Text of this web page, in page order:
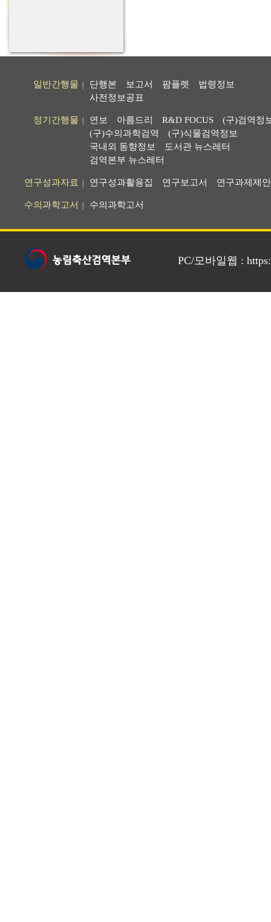
일반간행물 단행본 보고서 팜플렛
법령정보
사전정보공표
정기간행물 연보 아름드리 R&D FOCUS
(구)검역정
(구)수의과학검역
(구)식물검역정보
국내외 동향정보
도서관 뉴스레터
검역본부 뉴스레터
연구성과자료 연구성과활용집 연구보고서 연구과제제
수의과학고서 수의과학고서
PC/모바일웹 :